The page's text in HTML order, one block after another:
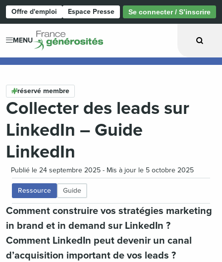
Offre d'emploi Espace Presse Se connecter / S’inscrire
MENU
réservé membre
Collecter des leads sur
LinkedIn – Guide
LinkedIn
Publié le 24 septembre 2025 - Mis à jour le 5 octobre 2025
Ressource Guide
Comment construire vos stratégies marketing
in brand et in demand sur LinkedIn ?
Comment LinkedIn peut devenir un canal
d’acquisition important de vos leads ?